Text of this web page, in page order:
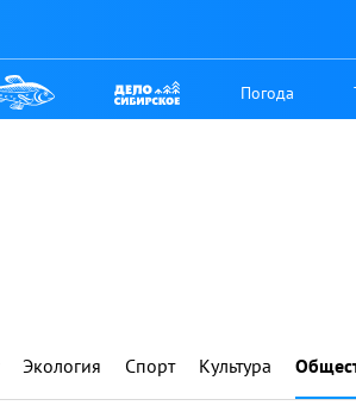
Погода
Экология Спорт Культура